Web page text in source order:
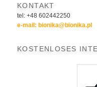
KONTAKT
tel: +48 602442250
e-mail: bionika@bionika.pl
KOSTENLOSES